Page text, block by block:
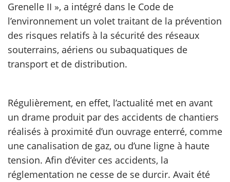
Grenelle II », a intégré dans le Code de
l’environnement un volet traitant de la prévention
des risques relatifs à la sécurité des réseaux
souterrains, aériens ou subaquatiques de
transport et de distribution.
Régulièrement, en effet, l’actualité met en avant
un drame produit par des accidents de chantiers
réalisés à proximité d’un ouvrage enterré, comme
une canalisation de gaz, ou d’une ligne à haute
tension. Afin d’éviter ces accidents, la
réglementation ne cesse de se durcir. Avait été